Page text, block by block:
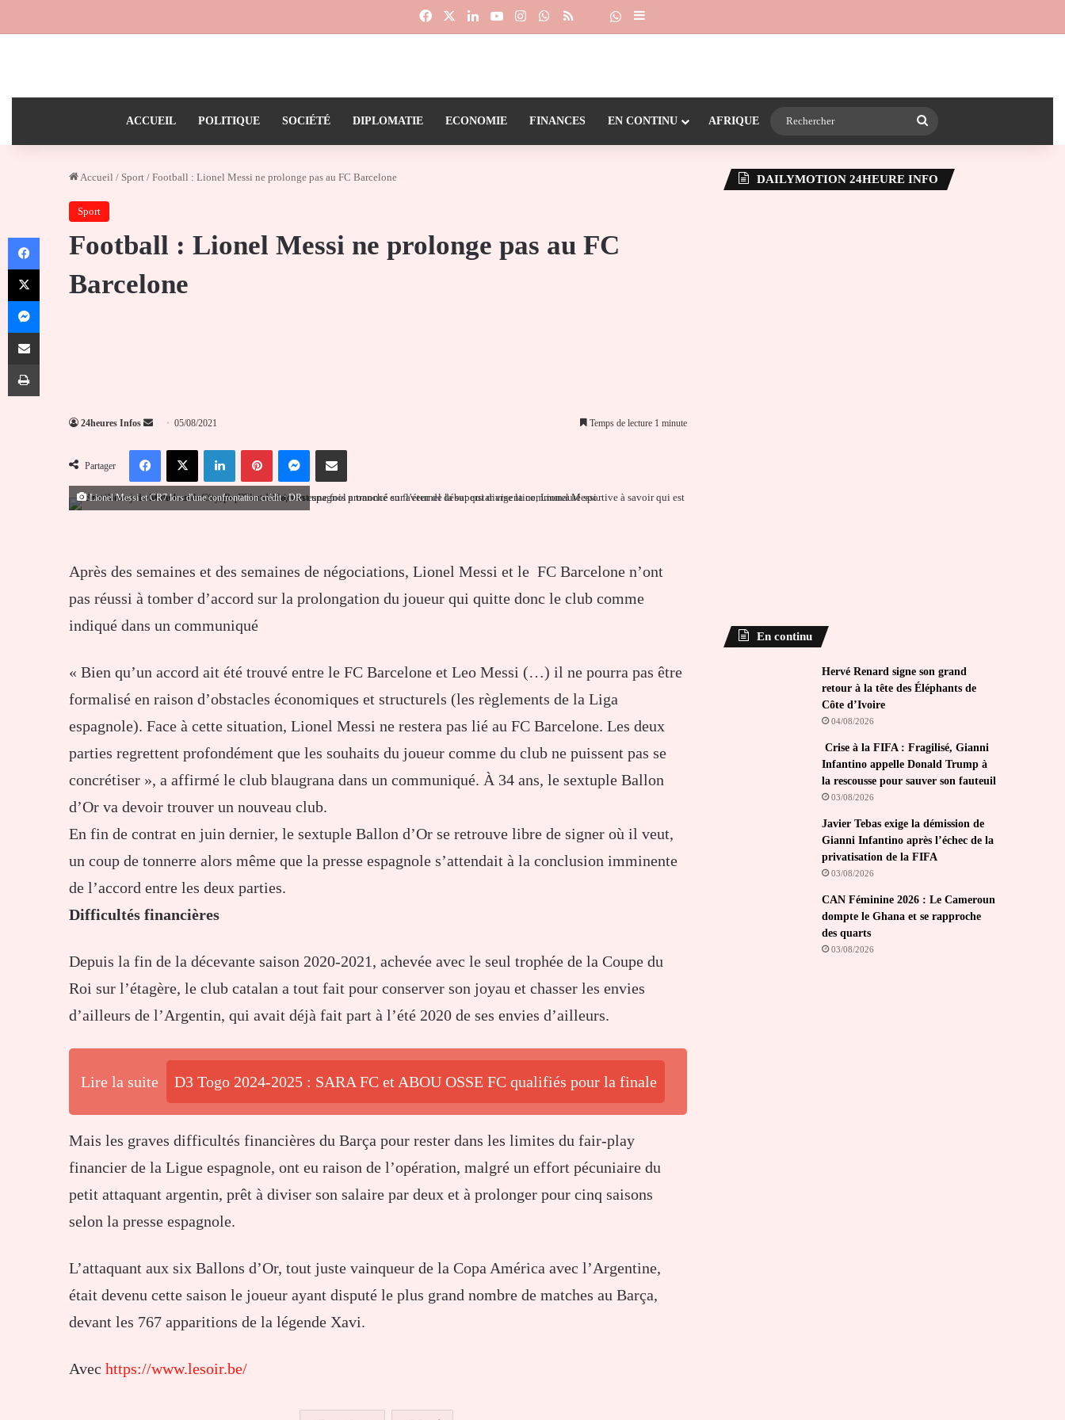
FacebookLinkedinYouTubeInstagramWhatsApp
RSS Dailymotion
Suivre la chaîne 24heureinfo sur WhatsApp
Sidebar (barre latérale)
ACCUEIL POLITIQUE SOCIÉTÉ DIPLOMATIE ECONOMIE FINANCES EN CONTINU AFRIQUE
Accueil / Sport / Football : Lionel Messi ne prolonge pas au FC Barcelone
Sport
Football : Lionel Messi ne prolonge pas au FC
Barcelone
24heures Infos
Envoyer
courriel
05/08/2021 Temps de lecture 1 minute
Partager
FacebookX LinkedinPinterestMessengerPartager par email
Lionel Messi et CR7 lors d'une confrontation crédit : DR
Après des semaines et des semaines de négociations, Lionel Messi et le FC Barcelone n’ont
pas réussi à tomber d’accord sur la prolongation du joueur qui quitte donc le club comme
indiqué dans un communiqué
« Bien qu’un accord ait été trouvé entre le FC Barcelone et Leo Messi (…) il ne pourra pas être
formalisé en raison d’obstacles économiques et structurels (les règlements de la Liga
espagnole). Face à cette situation, Lionel Messi ne restera pas lié au FC Barcelone. Les deux
parties regrettent profondément que les souhaits du joueur comme du club ne puissent pas se
concrétiser », a affirmé le club blaugrana dans un communiqué. À 34 ans, le sextuple Ballon
d’Or va devoir trouver un nouveau club.
En fin de contrat en juin dernier, le sextuple Ballon d’Or se retrouve libre de signer où il veut,
un coup de tonnerre alors même que la presse espagnole s’attendait à la conclusion imminente
de l’accord entre les deux parties.
Difficultés financières
Depuis la fin de la décevante saison 2020-2021, achevée avec le seul trophée de la Coupe du
Roi sur l’étagère, le club catalan a tout fait pour conserver son joyau et chasser les envies
d’ailleurs de l’Argentin, qui avait déjà fait part à l’été 2020 de ses envies d’ailleurs.
Lire la suite D3 Togo 2024-2025 : SARA FC et ABOU OSSE FC qualifiés pour la finale
Mais les graves difficultés financières du Barça pour rester dans les limites du fair-play
financier de la Ligue espagnole, ont eu raison de l’opération, malgré un effort pécuniaire du
petit attaquant argentin, prêt à diviser son salaire par deux et à prolonger pour cinq saisons
selon la presse espagnole.
L’attaquant aux six Ballons d’Or, tout juste vainqueur de la Copa América avec l’Argentine,
était devenu cette saison le joueur ayant disputé le plus grand nombre de matches au Barça,
devant les 767 apparitions de la légende Xavi.
Avec https://www.lesoir.be/
DAILYMOTION 24HEURE INFO
En continu
Hervé Renard signe son grand
retour à la tête des Éléphants de
Côte d’Ivoire
04/08/2026
Crise à la FIFA : Fragilisé, Gianni
Infantino appelle Donald Trump à
la rescousse pour sauver son fauteuil
03/08/2026
Javier Tebas exige la démission de
Gianni Infantino après l’échec de la
privatisation de la FIFA
03/08/2026
CAN Féminine 2026 : Le Cameroun
dompte le Ghana et se rapproche
des quarts
03/08/2026
Facebook
X
Messenger
Partager par email